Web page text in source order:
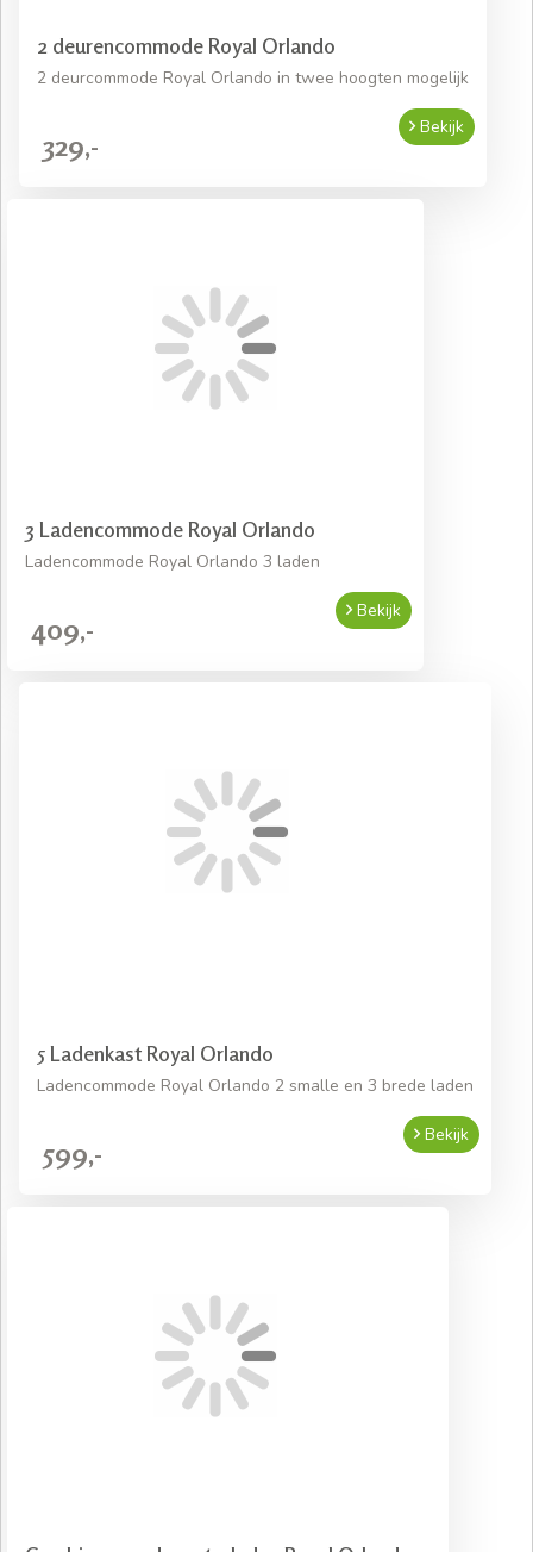
2 deurencommode Royal Orlando
2 deurcommode Royal Orlando in twee hoogten mogelijk
329,-
Bekijk
3 Ladencommode Royal Orlando
Ladencommode Royal Orlando 3 laden
409,-
Bekijk
5 Ladenkast Royal Orlando
Ladencommode Royal Orlando 2 smalle en 3 brede laden
599,-
Bekijk